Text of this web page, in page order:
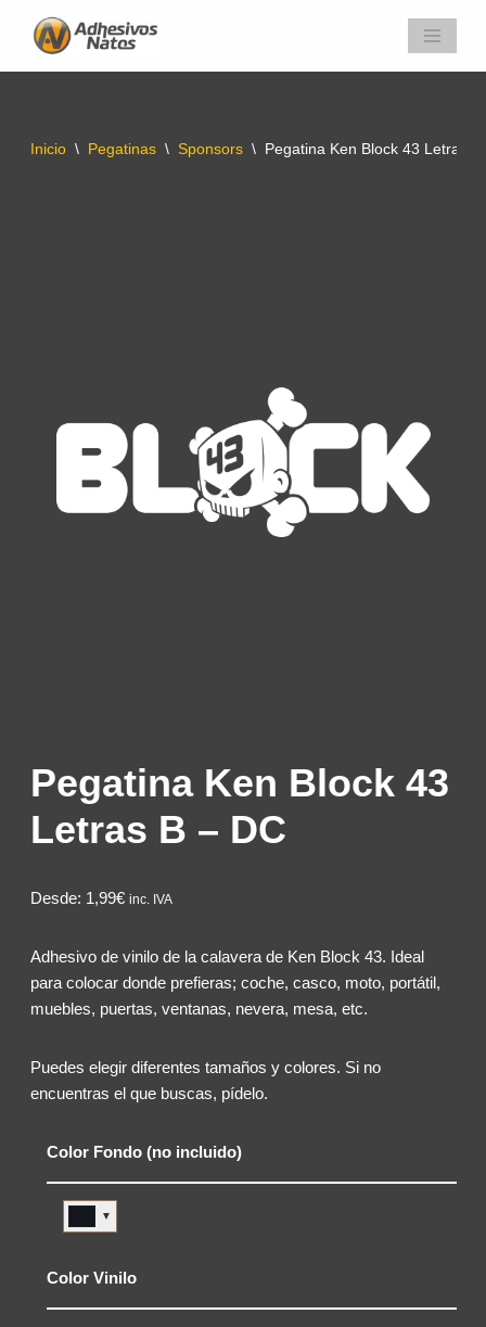
Saltar
Inicio \ Pegatinas \ Sponsors \ Pegatina Ken Block 43 Letras B
Pegatina Ken Block 43
Letras B – DC
Desde: 1,99€ inc. IVA
Adhesivo de vinilo de la calavera de Ken Block 43. Ideal
para colocar donde prefieras; coche, casco, moto, portátil,
muebles, puertas, ventanas, nevera, mesa, etc.
Puedes elegir diferentes tamaños y colores. Si no
encuentras el que buscas, pídelo.
Color Fondo (no incluido)
▼
Color Vinilo